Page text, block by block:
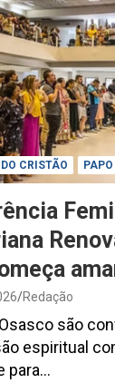
CRISTÃO
Redação
são
espiritual
para…